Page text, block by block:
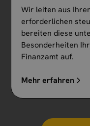
Wir leiten aus
erforderlichen
bereiten diese
Besonderheiten
Finanzamt auf.
Mehr erfahren